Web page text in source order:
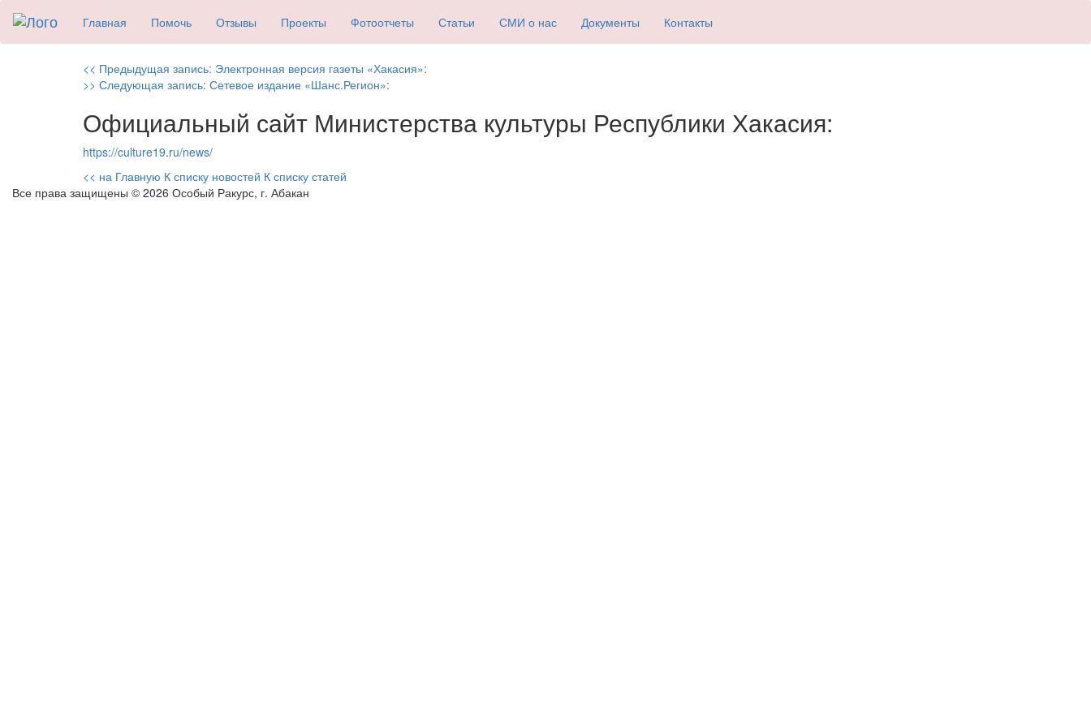
Главная Помочь Отзывы Проекты Фотоотчеты Статьи СМИ о нас Документы Контакты
Навигация
по
записям
<< Предыдущая запись: Previous
post:
Электронная версия газеты «Хакасия»:
>> Следующая запись: Next
Сетевое издание «Шанс.Регион»:
Официальный сайт Министерства культуры Республики Хакасия:
https://culture19.ru/news/
<< на Главную К списку новостей К списку статей
Все права защищены © 2026 Особый Ракурс, г. Абакан